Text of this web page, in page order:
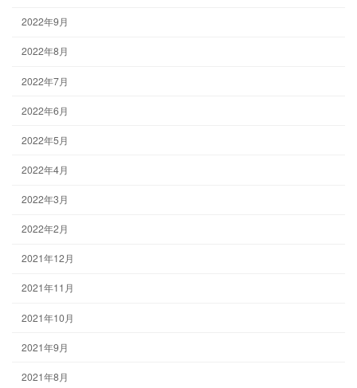
2022年9月
2022年8月
2022年7月
2022年6月
2022年5月
2022年4月
2022年3月
2022年2月
2021年12月
2021年11月
2021年10月
2021年9月
2021年8月